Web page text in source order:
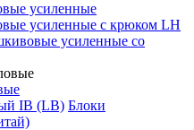
усиленные
усиленные с крюком LH
усиленные со
IB (LB) Блоки